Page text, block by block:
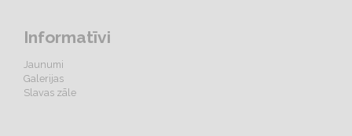
Informatīvi
Jaunumi
Galerijas
Slavas zāle